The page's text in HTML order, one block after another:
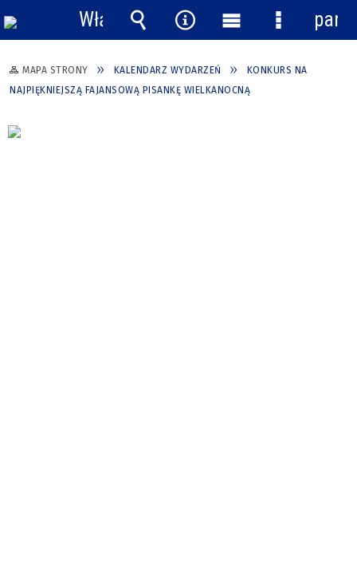
MAPA STRONY KALENDARZ WYDARZEŃ
KONKURS NA
NAJPIĘKNIEJSZĄ FAJANSOWĄ PISANKĘ WIELKANOCNĄ
Włącz
powiadomienia
Wyszukiwarka
Narzędzia
Menu
główne
Menu
panel